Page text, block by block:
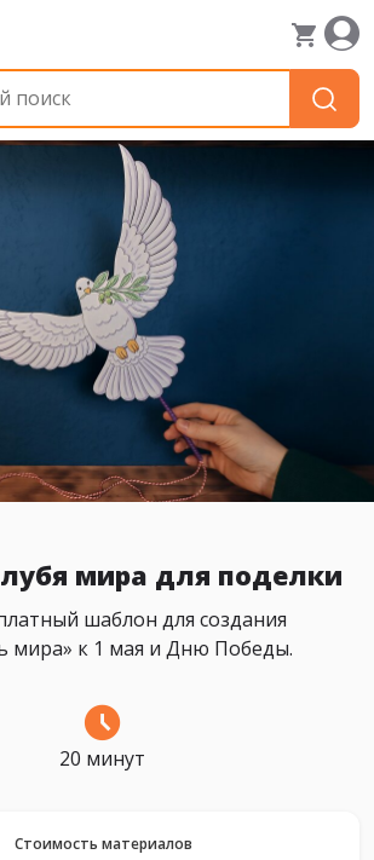
мира для поделки
шаблон для создания
мира» к 1 мая и Дню Победы.
20 минут
Стоимость материалов